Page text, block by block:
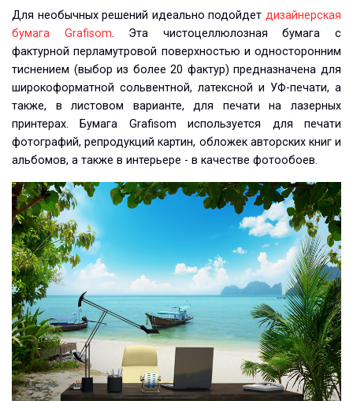
Для необычных решений идеально подойдет дизайнерская
бумага Grafisom. Эта чистоцеллюлозная бумага с
фактурной перламутровой поверхностью и односторонним
тиснением (выбор из более 20 фактур) предназначена для
широкоформатной сольвентной, латексной и УФ-печати, а
также, в листовом варианте, для печати на лазерных
принтерах. Бумага Grafisom используется для печати
фотографий, репродукций картин, обложек авторских книг и
альбомов, а также в интерьере - в качестве фотообоев.